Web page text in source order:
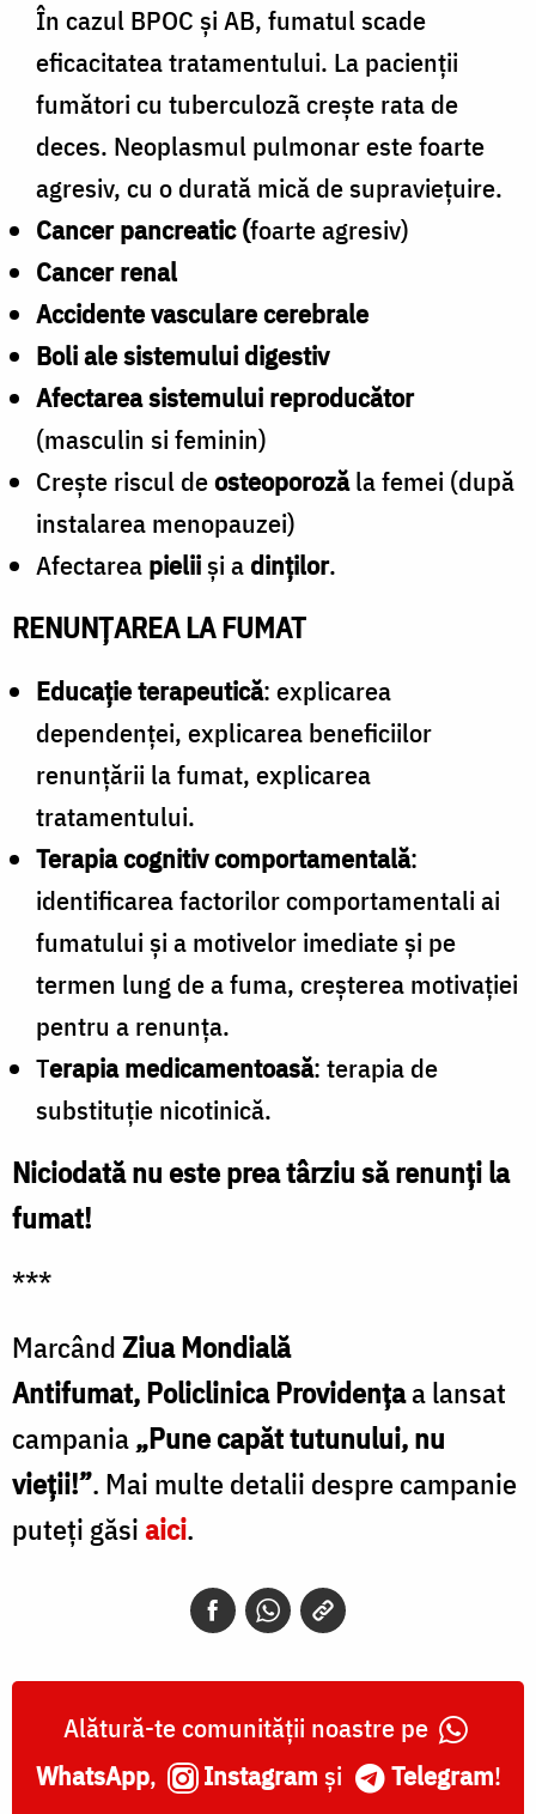
În cazul BPOC și AB, fumatul scade
eficacitatea tratamentului. La pacienții
fumători cu tuberculozã crește rata de
deces. Neoplasmul pulmonar este foarte
agresiv, cu o durată mică de supraviețuire.
Cancer pancreatic (foarte agresiv)
Cancer renal
Accidente vasculare cerebrale
Boli ale sistemului digestiv
Afectarea sistemului reproducător
(masculin si feminin)
Crește riscul deosteoporozăla femei (după
instalarea menopauzei)
Afectarea pielii și a dinților.
RENUNȚAREA LA FUMAT
Educație terapeutică: explicarea
dependenței, explicarea beneficiilor
renunțării la fumat, explicarea
tratamentului.
Terapia cognitiv comportamentală:
identificarea factorilor comportamentali ai
fumatului și a motivelor imediate și pe
termen lung de a fuma, creșterea motivației
pentru a renunța.
Terapia medicamentoasă: terapia de
substituție nicotinică.
Niciodată nu este prea târziu să renunți la
fumat!
***
MarcândZiua Mondială
Antifumat, Policlinica Providențaa lansat
campania„Pune capăt tutunului, nu
vieții!”. Mai multe detalii despre campanie
puteți găsiaici.
Alătură-te comunității noastre pe
WhatsApp, Instagram și Telegram!